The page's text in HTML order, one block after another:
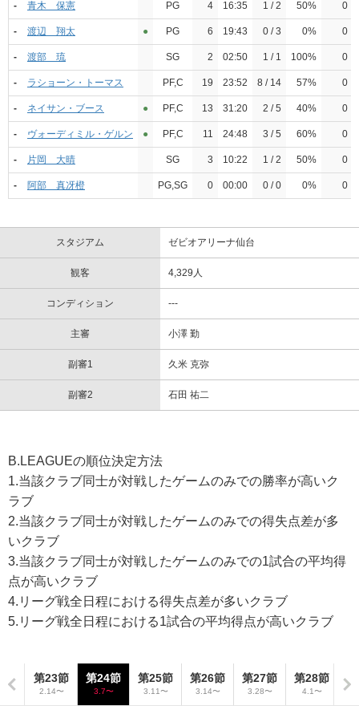
- 青木 保憲 PG 4 16:35 1 / 2 50% 0
- 渡辺 翔太 ●︎ PG 6 19:43 0 / 3 0% 0
- 渡部 琉 SG 2 02:50 1 / 1 100% 0
- ラショーン・トーマス PF,C 19 23:52 8 / 14 57% 0
- ネイサン・ブース ●︎ PF,C 13 31:20 2 / 5 40% 0
- ヴォーディミル・ゲルン ●︎ PF,C 11 24:48 3 / 5 60% 0
- 片岡 大晴 SG 3 10:22 1 / 2 50% 0
- 阿部 真冴橙 PG,SG 0 00:00 0 / 0 0% 0
スタジアム ゼビオアリーナ仙台
観客 4,329人
コンディション ---
主審 小澤 勤
副審1 久米 克弥
副審2 石田 祐二
B.LEAGUEの順位決定方法
1.当該クラブ同士が対戦したゲームのみでの勝率が高いク
ラブ
2.当該クラブ同士が対戦したゲームのみでの得失点差が多
いクラブ
3.当該クラブ同士が対戦したゲームのみでの1試合の平均得
点が高いクラブ
4.リーグ戦全日程における得失点差が多いクラブ
5.リーグ戦全日程における1試合の平均得点が高いクラブ
節 第23節
2.14〜
第24節
3.7〜
第25節
3.11〜
第26節
3.14〜
第27節
3.28〜
第28節
4.1〜